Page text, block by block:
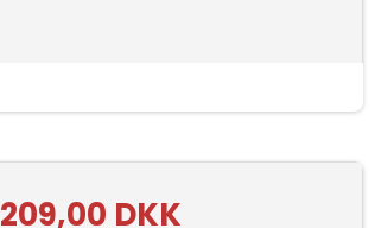
209,00 DKK